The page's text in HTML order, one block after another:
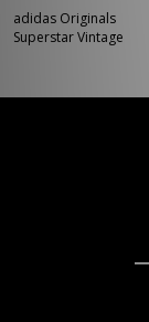
adidas Originals
Superstar Vintage